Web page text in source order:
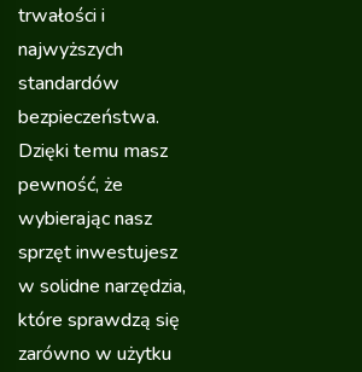
trwałości i
najwyższych
standardów
bezpieczeństwa.
Dzięki temu masz
pewność, że
wybierając nasz
sprzęt inwestujesz
w solidne narzędzia,
które sprawdzą się
zarówno w użytku